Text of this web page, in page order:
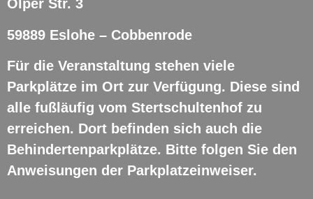
Olper Str. 3
59889 Eslohe – Cobbenrode
Für die Veranstaltung stehen viele
Parkplätze im Ort zur Verfügung. Diese sind
alle fußläufig vom Stertschultenhof zu
erreichen. Dort befinden sich auch die
Behindertenparkplätze. Bitte folgen Sie den
Anweisungen der Parkplatzeinweiser.